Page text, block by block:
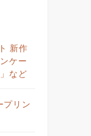
新作
ケー
など
プリン